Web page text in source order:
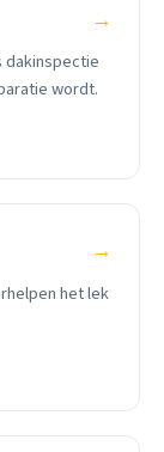
→
dakinspectie
wordt.
→
het lek